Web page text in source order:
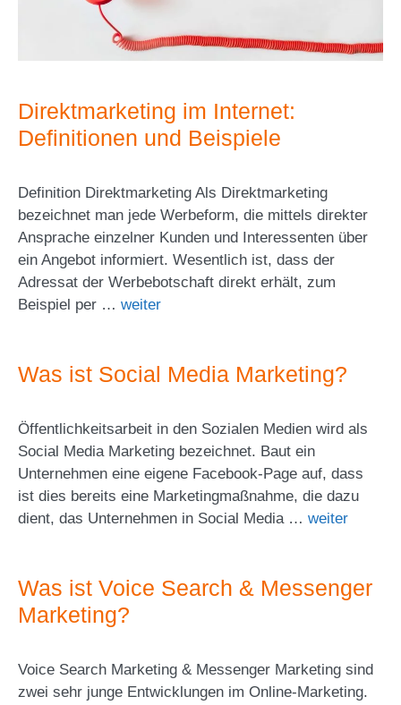
Direktmarketing im Internet:
Definitionen und Beispiele
Definition Direktmarketing Als Direktmarketing
bezeichnet man jede Werbeform, die mittels direkter
Ansprache einzelner Kunden und Interessenten über
ein Angebot informiert. Wesentlich ist, dass der
Adressat der Werbebotschaft direkt erhält, zum
Beispiel per … weiter
Was ist Social Media Marketing?
Öffentlichkeitsarbeit in den Sozialen Medien wird als
Social Media Marketing bezeichnet. Baut ein
Unternehmen eine eigene Facebook-Page auf, dass
ist dies bereits eine Marketingmaßnahme, die dazu
dient, das Unternehmen in Social Media … weiter
Was ist Voice Search & Messenger
Marketing?
Voice Search Marketing & Messenger Marketing sind
zwei sehr junge Entwicklungen im Online-Marketing.